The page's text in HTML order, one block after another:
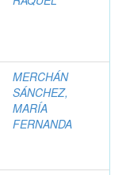
MERCHÁN
SÁNCHEZ,
MARÍA
FERNANDA